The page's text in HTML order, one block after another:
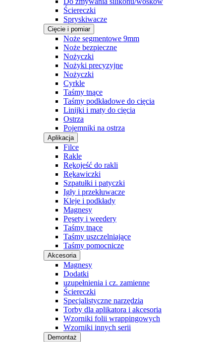
Ściereczki
Spryskiwacze
Cięcie i pomiar
Noże segmentowe 9mm
Noże bezpieczne
Nożyczki
Nożyki precyzyjne
Nożyczki
Cyrkle
Taśmy tnące
Taśmy podkładowe do cięcia
Linijki i maty do cięcia
Ostrza
Pojemniki na ostrza
Aplikacja
Filce
Rakle
Rękojeść do rakli
Rękawiczki
Szpatułki i patyczki
Igły i przekłuwacze
Kleje i podkłady
Magnesy
Pęsety i weedery
Taśmy tnące
Taśmy uszczelniające
Taśmy pomocnicze
Akcesoria
Magnesy
Dodatki
uzupełnienia i cz. zamienne
Ściereczki
Specjalistyczne narzędzia
Torby dla aplikatora i akcesoria
Wzorniki folii wrappingowych
Wzorniki innych serii
Demontaż